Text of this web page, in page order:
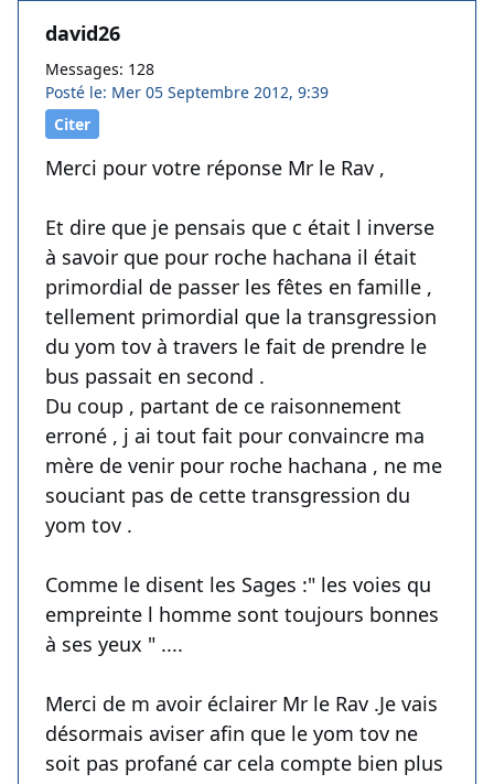
david26
Messages: 128
Posté le: Mer 05 Septembre 2012, 9:39
Citer
Merci pour votre réponse Mr le Rav ,
Et dire que je pensais que c était l inverse
à savoir que pour roche hachana il était
primordial de passer les fêtes en famille ,
tellement primordial que la transgression
du yom tov à travers le fait de prendre le
bus passait en second .
Du coup , partant de ce raisonnement
erroné , j ai tout fait pour convaincre ma
mère de venir pour roche hachana , ne me
souciant pas de cette transgression du
yom tov .
Comme le disent les Sages :" les voies qu
empreinte l homme sont toujours bonnes
à ses yeux " ....
Merci de m avoir éclairer Mr le Rav .Je vais
désormais aviser afin que le yom tov ne
soit pas profané car cela compte bien plus